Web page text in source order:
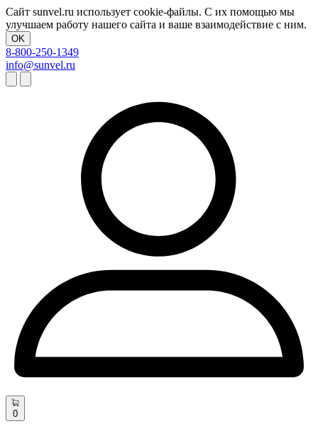
Сайт sunvel.ru использует cookie-файлы. С их помощью мы
улучшаем работу нашего сайта и ваше взаимодействие с ним.
OK
8-800-250-1349
info@sunvel.ru
0